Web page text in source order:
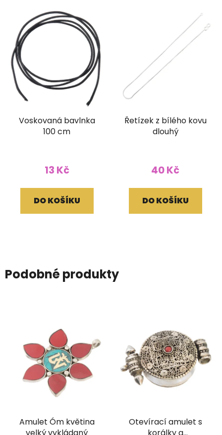
Voskovaná bavlnka
100 cm
13 Kč
DO KOŠÍKU
Řetízek z bílého kovu
dlouhý
40 Kč
DO KOŠÍKU
Podobné produkty
Amulet Óm květina
Otevírací amulet s